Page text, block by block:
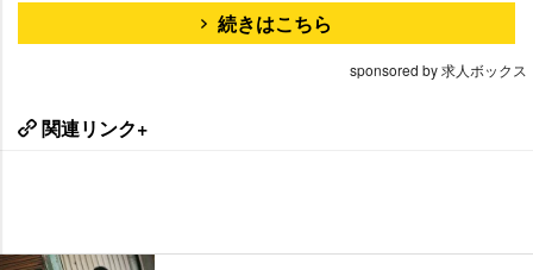
続きはこちら
sponsored by 求人ボックス
関連リンク+